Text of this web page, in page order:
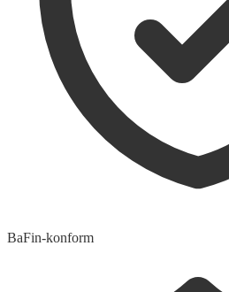
BaFin-konform